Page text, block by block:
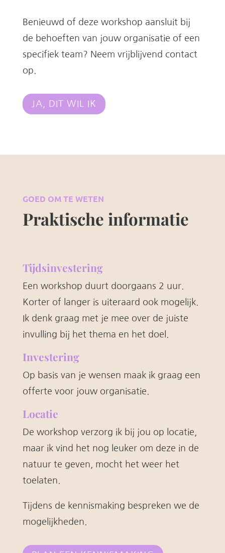
Benieuwd of deze workshop aansluit bij
de behoeften van jouw organisatie of een
specifiek team? Neem vrijblijvend contact
op.
JA, DIT WIL IK
GOED OM TE WETEN
Praktische informatie
Tijdsinvestering
Een workshop duurt doorgaans 2 uur.
Korter of langer is uiteraard ook mogelijk.
Ik denk graag met je mee over de juiste
invulling bij het thema en het doel.
Investering
Op basis van je wensen maak ik graag een
offerte voor jouw organisatie.
Locatie
De workshop verzorg ik bij jou op locatie,
maar ik vind het nog leuker om deze in de
natuur te geven, mocht het weer het
toelaten.
Tijdens de kennismaking bespreken we de
mogelijkheden.